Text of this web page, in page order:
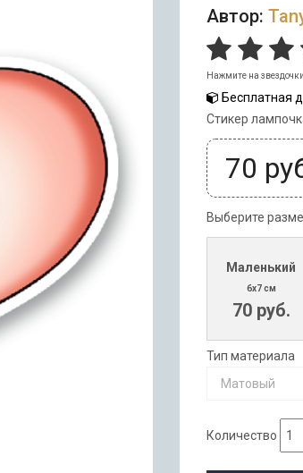
Автор:
Нажмите на
Бесплатная
Стикер
70
Выберите
Маленький
6x7 см
70 руб.
Тип материала
Матовый
Количество